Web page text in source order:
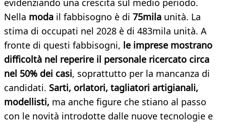
evidenziando una crescita sul medio periodo.
Nella moda il fabbisogno è di 75mila unità. La
stima di occupati nel 2028 è di 483mila unità. A
fronte di questi fabbisogni, le imprese mostrano
difficoltà nel reperire il personale ricercato circa
nel 50% dei casi, soprattutto per la mancanza di
candidati. Sarti, orlatori, tagliatori artigianali,
modellisti, ma anche figure che stiano al passo
con le novità introdotte dalle nuove tecnologie e